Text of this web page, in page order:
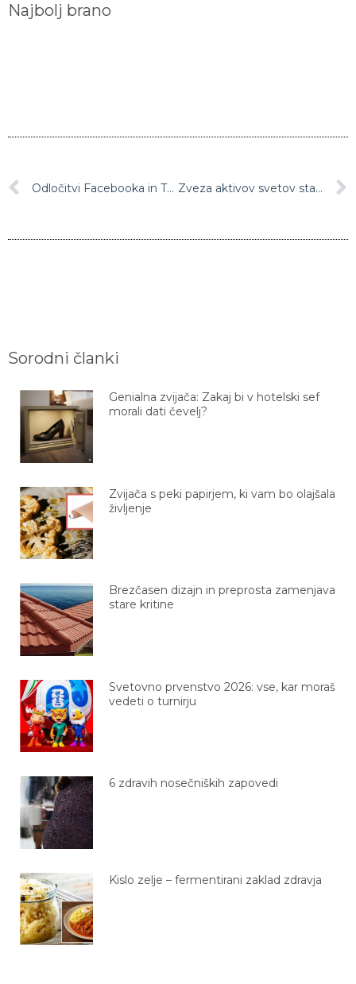
Najbolj brano
Odločitvi Facebooka in Twitterja sledil tudi Youtube in zaradi sovražnega govora zaprl vse kanale skrajno desnih identitarcev Zveza aktivov svetov staršev predlaga, da bi pouk tudi v času epidemije novega koronavirusa v čim večji možni meri potekal v šolah
Sorodni članki
Genialna zvijača: Zakaj bi v hotelski sef
morali dati čevelj?
Zvijača s peki papirjem, ki vam bo olajšala
življenje
Brezčasen dizajn in preprosta zamenjava
stare kritine
Svetovno prvenstvo 2026: vse, kar moraš
vedeti o turnirju
6 zdravih nosečniških zapovedi
Kislo zelje – fermentirani zaklad zdravja